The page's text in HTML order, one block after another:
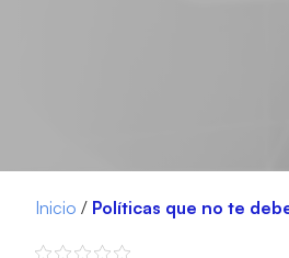
Inicio / Políticas que no te